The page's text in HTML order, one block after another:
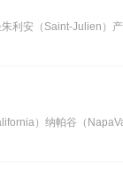
利安（Saint-Julien）
）纳帕谷（